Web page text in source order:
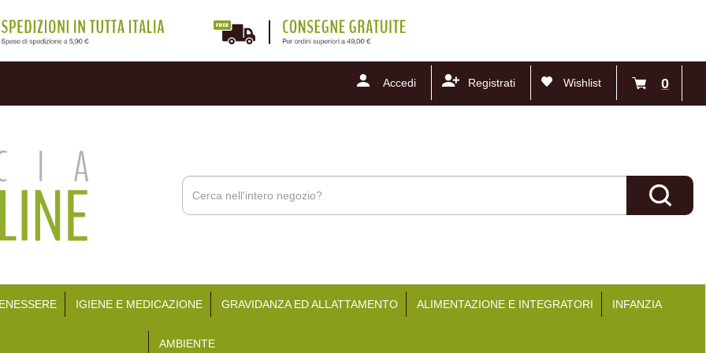
Accedi Registrati Wishlist 0
articoli
inseriti
Cerca
Prodotto
Cerca
IGIENE E MEDICAZIONE GRAVIDANZA ED ALLATTAMENTO ALIMENTAZIONE E INTEGRATORI INFANZIA
AMBIENTE